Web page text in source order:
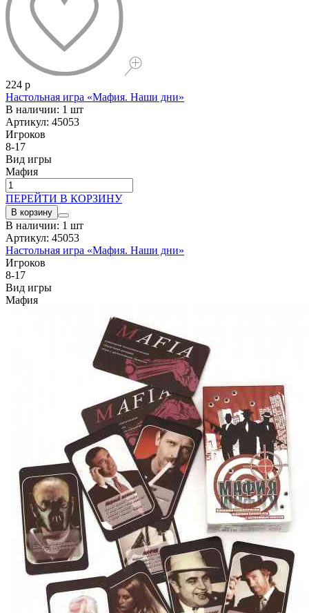
224 р
Настольная игра «Мафия. Наши дни»
В наличии: 1 шт
Артикул: 45053
Игроков
8-17
Вид игры
Мафия
ПЕРЕЙТИ В КОРЗИНУ
В корзину
В наличии: 1 шт
Артикул: 45053
Настольная игра «Мафия. Наши дни»
Игроков
8-17
Вид игры
Мафия